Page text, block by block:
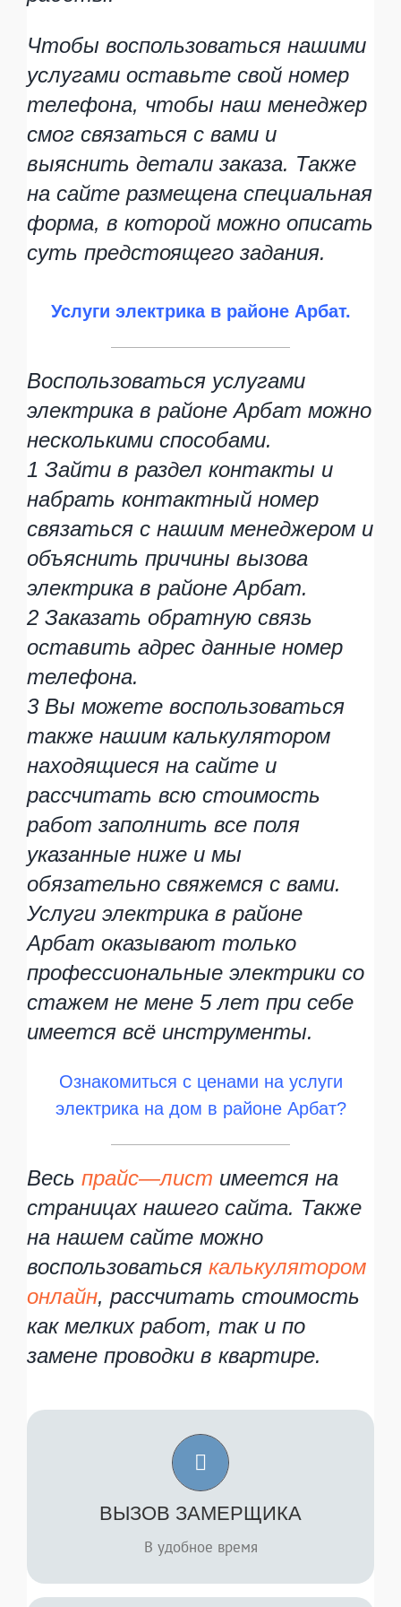
Чтобы воспользоваться нашими
услугами оставьте свой номер
телефона, чтобы наш менеджер
смог связаться с вами и
выяснить детали заказа. Также
на сайте размещена специальная
форма, в которой можно описать
суть предстоящего задания.
Услуги электрика в районе Арбат.
Воспользоваться услугами
электрика в районе Арбат можно
несколькими способами.
1 Зайти в раздел контакты и
набрать контактный номер
связаться с нашим менеджером и
объяснить причины вызова
электрика в районе Арбат.
2 Заказать обратную связь
оставить адрес данные номер
телефона.
3 Вы можете воспользоваться
также нашим калькулятором
находящиеся на сайте и
рассчитать всю стоимость
работ заполнить все поля
указанные ниже и мы
обязательно свяжемся с вами.
Услуги электрика в районе
Арбат оказывают только
профессиональные электрики со
стажем не мене 5 лет при себе
имеется всё инструменты.
Ознакомиться с ценами на услуги
электрика на дом в районе Арбат?
Весь прайс—лист имеется на
страницах нашего сайта. Также
на нашем сайте можно
воспользоваться калькулятором
онлайн, рассчитать стоимость
как мелких работ, так и по
замене проводки в квартире.
ВЫЗОВ ЗАМЕРЩИКА
В удобное время
Вы можете заказать выезд замерщика в
удобное для Вас время.
ЗАКАЗАТЬ